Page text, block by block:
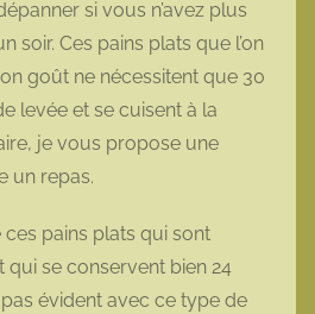
si vous n’avez plus
soir. Ces pains plats que l’on
goût ne nécessitent que 30
levée et se cuisent à la
je vous propose une
un repas.
ces pains plats qui sont
qui se conservent bien 24
pas évident avec ce type de